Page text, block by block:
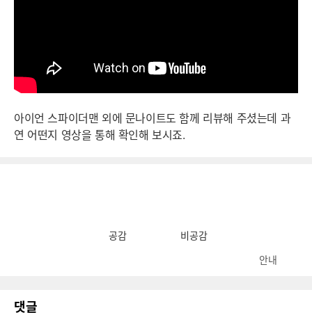
아이언 스파이더맨 외에 문나이트도 함께 리뷰해 주셨는데 과
연 어떤지 영상을 통해 확인해 보시죠.
공감 비공감
안내
댓글